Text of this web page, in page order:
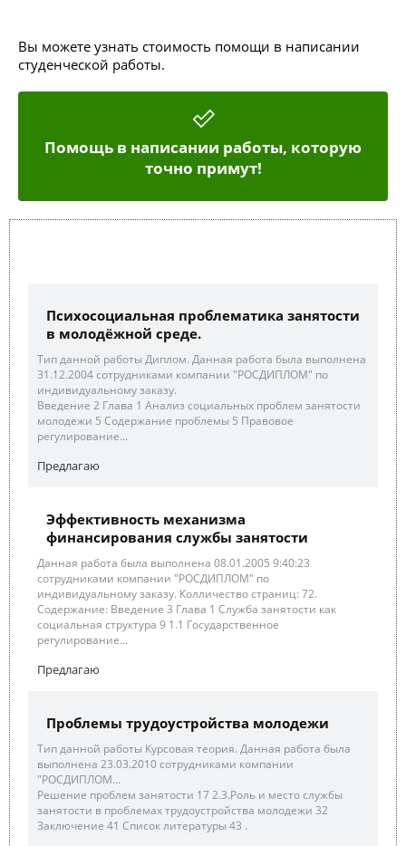
Вы можете узнать стоимость помощи в написании
студенческой работы.
Помощь в написании работы, которую
точно примут!
Психосоциальная проблематика занятости
в молодёжной среде.
Тип данной работы Диплом. Данная работа была выполнена
31.12.2004 сотрудниками компании "РОСДИПЛОМ" по
индивидуальному заказу.
Введение 2 Глава 1 Анализ социальных проблем занятости
молодежи 5 Содержание проблемы 5 Правовое
регулирование...
Предлагаю
Эффективность механизма
финансирования службы занятости
Данная работа была выполнена 08.01.2005 9:40:23
сотрудниками компании "РОСДИПЛОМ" по
индивидуальному заказу. Колличество страниц: 72.
Содержание: Введение 3 Глава 1 Служба занятости как
социальная структура 9 1.1 Государственное
регулирование...
Предлагаю
Проблемы трудоустройства молодежи
Тип данной работы Курсовая теория. Данная работа была
выполнена 23.03.2010 сотрудниками компании
"РОСДИПЛОМ...
Решение проблем занятости 17 2.3.Роль и место службы
занятости в проблемах трудоустройства молодежи 32
Заключение 41 Список литературы 43 .